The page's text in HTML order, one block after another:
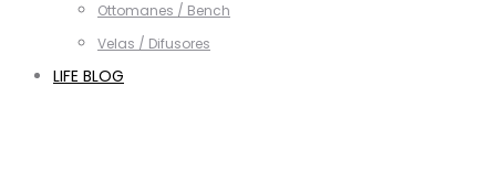
Ottomanes / Bench
Velas / Difusores
LIFE BLOG